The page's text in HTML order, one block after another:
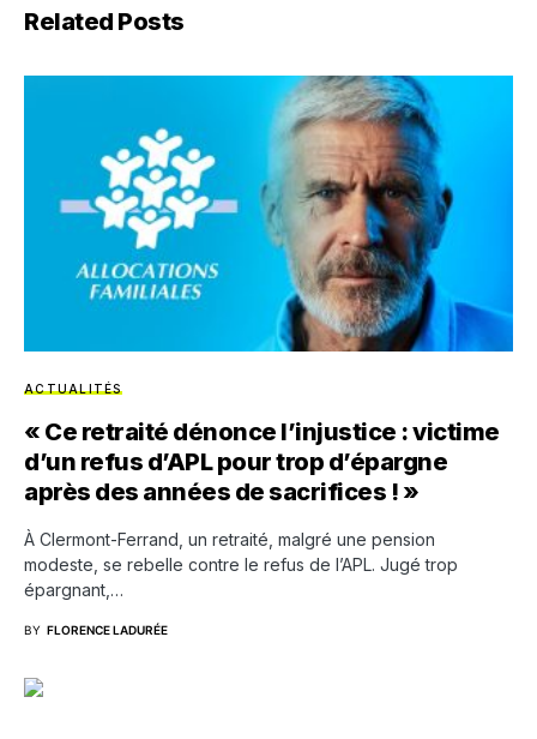
Related Posts
ACTUALITÉS
« Ce retraité dénonce l’injustice : victime
d’un refus d’APL pour trop d’épargne
après des années de sacrifices ! »
À Clermont-Ferrand, un retraité, malgré une pension
modeste, se rebelle contre le refus de l’APL. Jugé trop
épargnant,…
BY FLORENCE LADURÉE